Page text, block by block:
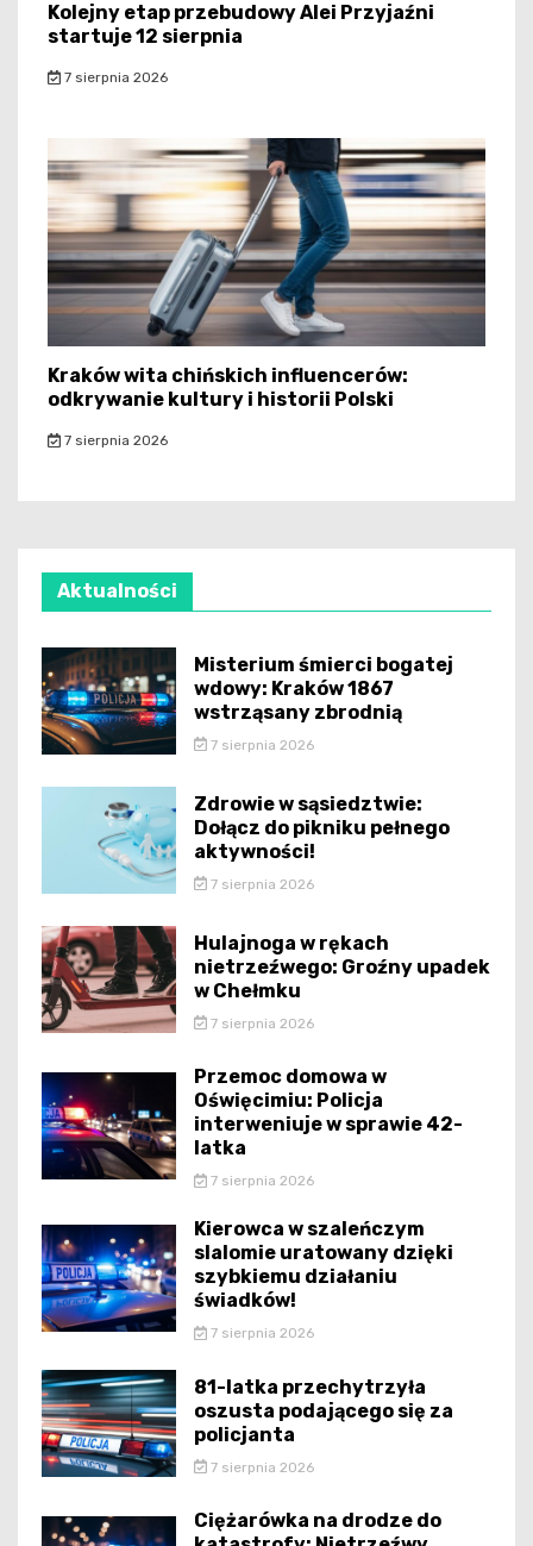
Kolejny etap przebudowy Alei Przyjaźni
startuje 12 sierpnia
7 sierpnia 2026
Kraków wita chińskich influencerów:
odkrywanie kultury i historii Polski
7 sierpnia 2026
Aktualności
Misterium śmierci bogatej
wdowy: Kraków 1867
wstrząsany zbrodnią
7 sierpnia 2026
Zdrowie w sąsiedztwie:
Dołącz do pikniku pełnego
aktywności!
7 sierpnia 2026
Hulajnoga w rękach
nietrzeźwego: Groźny upadek
w Chełmku
7 sierpnia 2026
Przemoc domowa w
Oświęcimiu: Policja
interweniuje w sprawie 42-
latka
7 sierpnia 2026
Kierowca w szaleńczym
slalomie uratowany dzięki
szybkiemu działaniu
świadków!
7 sierpnia 2026
81-latka przechytrzyła
oszusta podającego się za
policjanta
7 sierpnia 2026
Ciężarówka na drodze do